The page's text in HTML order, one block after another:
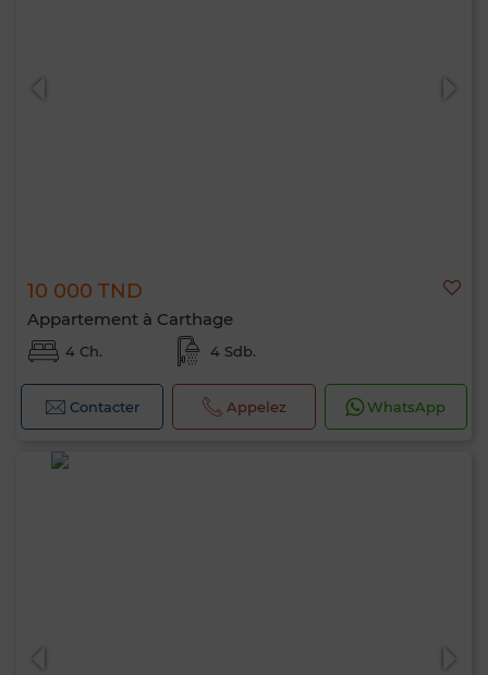
10 000 TND
Appartement à Carthage
4 Ch. 4 Sdb.
Contacter Appelez WhatsApp